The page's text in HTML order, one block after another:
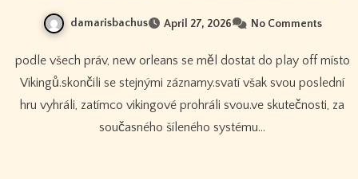
damarisbachus April 27, 2026 No Comments
podle všech práv, new orleans se měl dostat do play off místo
Vikingů.skončili se stejnými záznamy.svatí však svou poslední
hru vyhráli, zatímco vikingové prohráli svou.ve skutečnosti, za
současného šíleného systému…